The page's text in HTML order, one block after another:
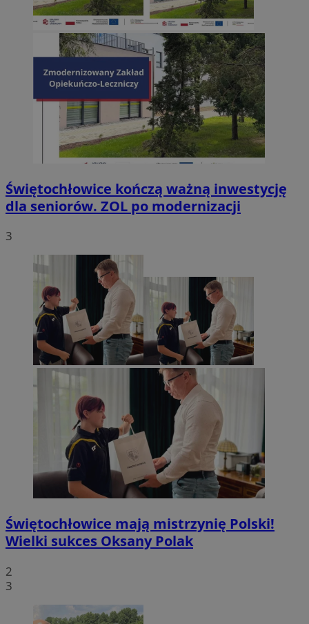
Świętochłowice kończą ważną inwestycję
dla seniorów. ZOL po modernizacji
3
Świętochłowice mają mistrzynię Polski!
Wielki sukces Oksany Polak
2
3